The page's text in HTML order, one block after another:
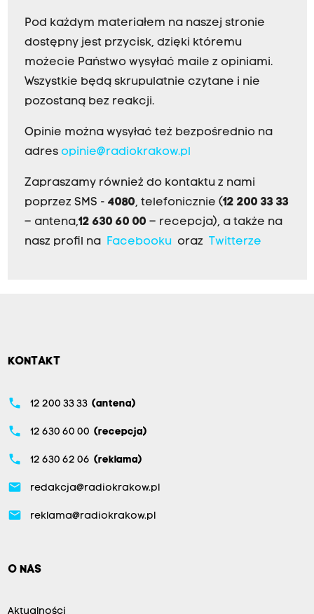
Pod każdym materiałem na naszej stronie
dostępny jest przycisk, dzięki któremu
możecie Państwo wysyłać maile z opiniami.
Wszystkie będą skrupulatnie czytane i nie
pozostaną bez reakcji.
Opinie można wysyłać też bezpośrednio na
adres opinie@radiokrakow.pl
Zapraszamy również do kontaktu z nami
poprzez SMS - 4080, telefonicznie (12 200 33 33
– antena,12 630 60 00 – recepcja), a także na
nasz profil na
Facebookuoraz Twitterze
KONTAKT
phone 12 200 33 33 (antena)
phone 12 630 60 00 (recepcja)
phone 12 630 62 06 (reklama)
email redakcja@radiokrakow.pl
email reklama@radiokrakow.pl
O NAS
Aktualności